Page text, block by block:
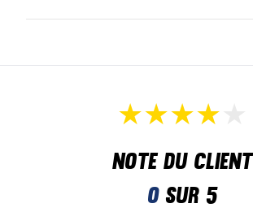
Note du client
0sur 5